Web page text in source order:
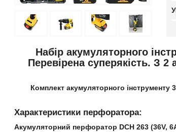
Набір акумуляторного
Перевірена суперякість. З
Комплект акумуляторного інструменту3
Характеристики перфоратора:
Акумуляторний перфоратор DCH 263 (36V,